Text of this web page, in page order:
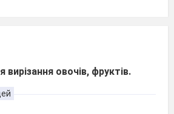
овочів, фруктів.